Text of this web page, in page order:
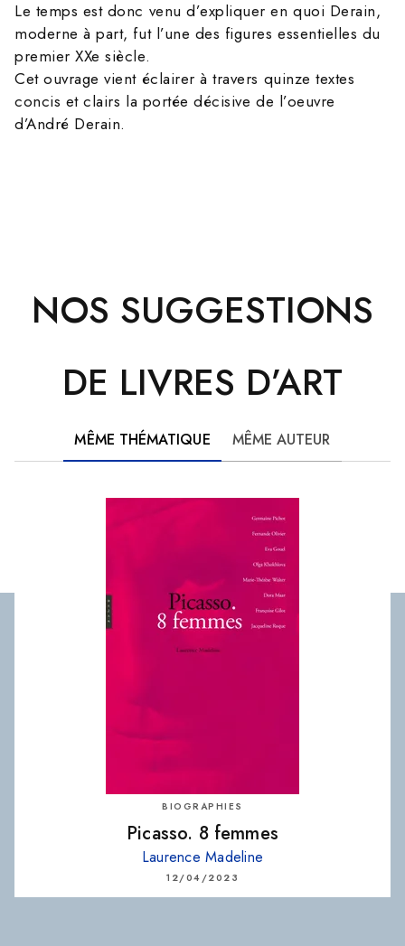
Le temps est donc venu d’expliquer en quoi Derain,
moderne à part, fut l’une des figures essentielles du
premier XXe siècle.
Cet ouvrage vient éclairer à travers quinze textes
concis et clairs la portée décisive de l’oeuvre
d’André Derain.
NOS SUGGESTIONS
DE LIVRES D’ART
MÊME THÉMATIQUE MÊME AUTEUR
BIOGRAPHIES
Picasso. 8 femmes
Laurence Madeline
12/04/2023